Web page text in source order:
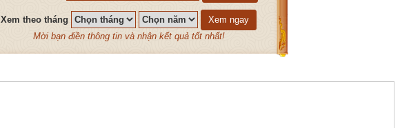
Xem theo tháng
Xem ngay
Mời bạn điền thông tin và nhận kết quả tốt nhất!